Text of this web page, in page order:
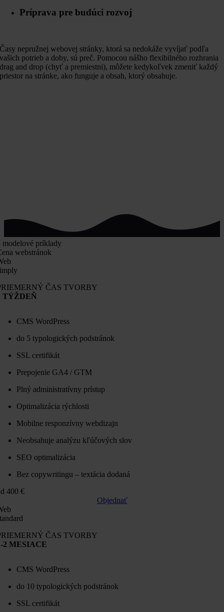
Príprava pre budúci rozvoj
Časy nepružnej webovej stránky, ktorá sa nedokáže vyvíjať podľa
vašich potrieb a doby, sú preč. Pomocou nášho flexibilného rozhrania
drag and drop (chyť a premiestni), môžete kedykoľvek zmeniť každý
priestor na stránke, ako funguje a obsah, ktorý obsahuje.
modelové príklady
webstránok
ČAS TVORBY
TÝŽDEŇ
CMS WordPress
do 5 typologických podstránok
SSL certifikát
Prepojenie GA4 / GTM
Plný administratívny prístup
Optimalizácia rýchlosti
Mobilne responzívny webdizajn
Neobsahuje analýzu kľúčových slov
SEO optimalizácia
Bez copywritingu – textácia dodaná
400 €
Objednať
ČAS TVORBY
2 MESIACE
CMS WordPress
do 10 typologických podstránok
SSL certifikát